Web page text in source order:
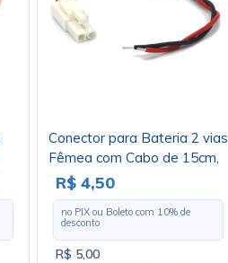
Conector para Bateria 2 vias
Fêmea com Cabo de 15cm,
suporta Corrente de 20A -
ELP-2P - 31271
R$ 4,50
no PIX ou Boleto com 10% de
desconto
R$ 5,00